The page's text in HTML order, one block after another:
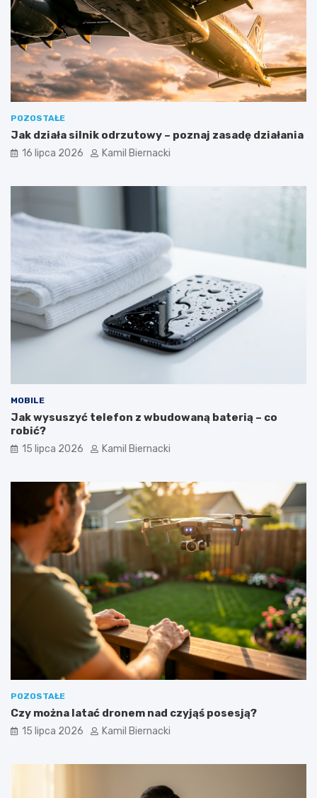
POZOSTAŁE
Jak działa silnik odrzutowy – poznaj zasadę działania
16 lipca 2026 Kamil Biernacki
MOBILE
Jak wysuszyć telefon z wbudowaną baterią – co
robić?
15 lipca 2026 Kamil Biernacki
POZOSTAŁE
Czy można latać dronem nad czyjąś posesją?
15 lipca 2026 Kamil Biernacki